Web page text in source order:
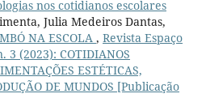
nos cotidianos escolares
Julia Medeiros Dantas,
NA ESCOLA , Revista Espaço
(2023): COTIDIANOS
ESTÉTICAS,
DE MUNDOS [Publicação